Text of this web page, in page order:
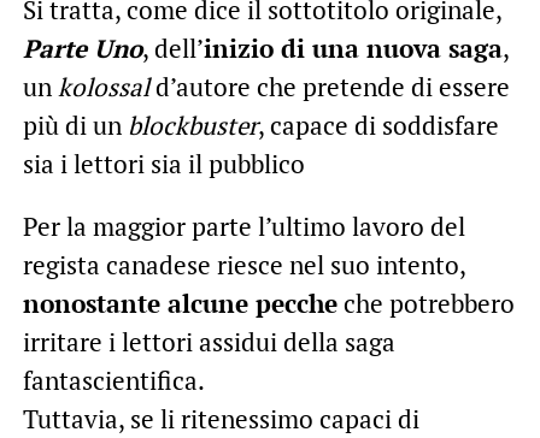
Si tratta, come dice il sottotitolo originale,
Parte Uno, dell’inizio di una nuova saga,
unkolossald’autore che pretende di essere
più di un blockbuster, capace di soddisfare
sia i lettori sia il pubblico
Per la maggior parte l’ultimo lavoro del
regista canadese riesce nel suo intento,
nonostante alcune peccheche potrebbero
irritare i lettori assidui della saga
fantascientifica.
Tuttavia, se li ritenessimo capaci di